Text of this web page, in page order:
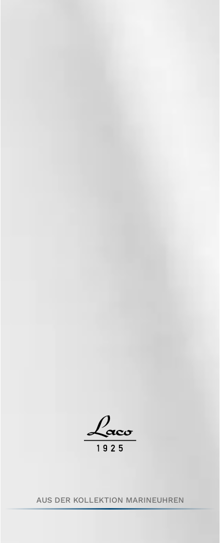
AUS DER KOLLEKTION MARINEUHREN